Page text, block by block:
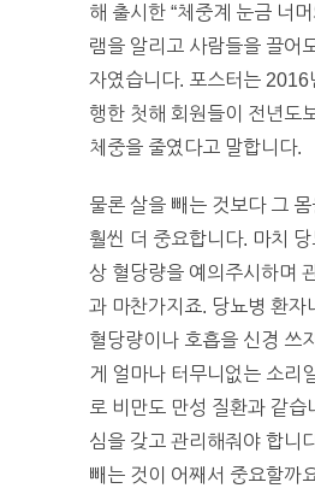
해 출시한 “체중계 눈금 너
램을 알리고 사람들을 끌어
자였습니다. 포스터는 2016
행한 첫해 회원들이 전년도
체중을 줄였다고 말합니다.
물론 살을 빼는 것보다 그 몸
훨씬 더 중요합니다. 마치
상 혈당량을 예의주시하며
과 마찬가지죠. 당뇨병 환자
혈당량이나 호흡을 신경 쓰
게 얼마나 터무니없는 소리
로 비만도 만성 질환과 같습
심을 갖고 관리해줘야 합니
빼는 것이 어째서 중요할까